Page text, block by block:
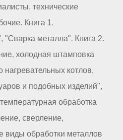
технические
Книга 1.
"Сварка металла". Книга 2.
холодная штамповка
нагревательных котлов,
и подобных изделий",
обработка
сверление,
виды обработки металлов